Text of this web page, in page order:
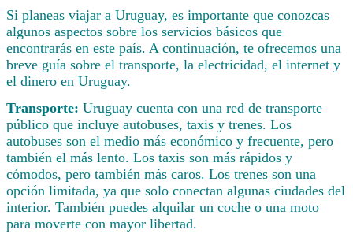
Si planeas viajar a Uruguay, es importante que conozcas
algunos aspectos sobre los servicios básicos que
encontrarás en este país. A continuación, te ofrecemos una
breve guía sobre el transporte, la electricidad, el internet y
el dinero en Uruguay.
Transporte: Uruguay cuenta con una red de transporte
público que incluye autobuses, taxis y trenes. Los
autobuses son el medio más económico y frecuente, pero
también el más lento. Los taxis son más rápidos y
cómodos, pero también más caros. Los trenes son una
opción limitada, ya que solo conectan algunas ciudades del
interior. También puedes alquilar un coche o una moto
para moverte con mayor libertad.